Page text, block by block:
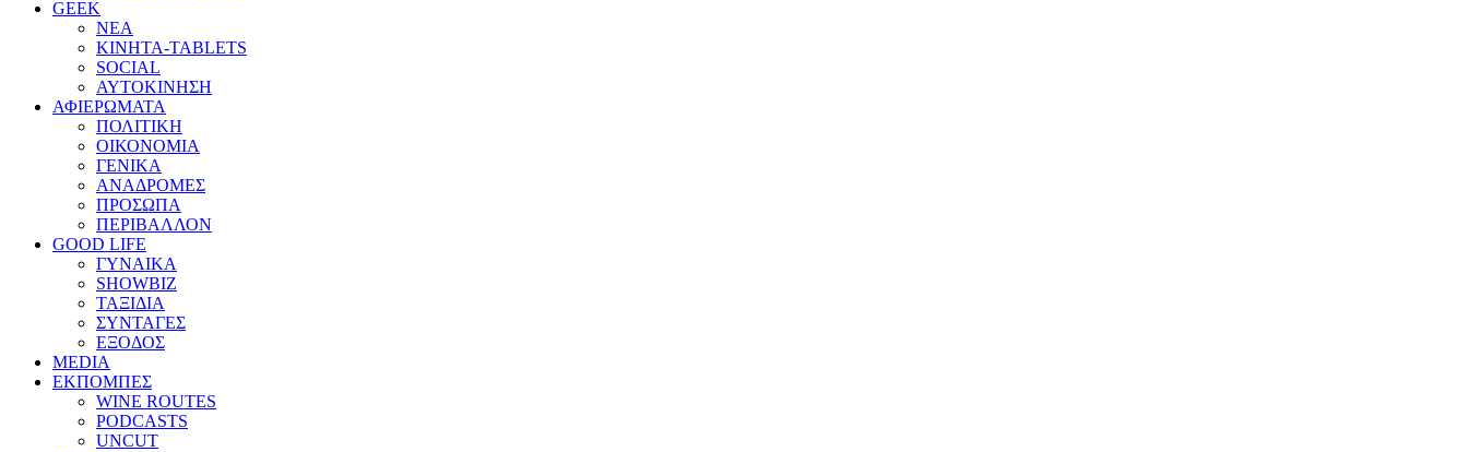
GEEK
ΝΕΑ
ΚΙΝΗΤΑ-TABLETS
SOCIAL
ΑΥΤΟΚΙΝΗΣΗ
ΑΦΙΕΡΩΜΑΤΑ
ΠΟΛΙΤΙΚΗ
ΟΙΚΟΝΟΜΙΑ
ΓΕΝΙΚΑ
ΑΝΑΔΡΟΜΕΣ
ΠΡΟΣΩΠΑ
ΠΕΡΙΒΑΛΛΟΝ
GOOD LIFE
ΓΥΝΑΙΚΑ
SHOWBIZ
ΤΑΞΙΔΙΑ
ΣΥΝΤΑΓΕΣ
ΕΞΟΔΟΣ
MEDIA
ΕΚΠΟΜΠΕΣ
WINE ROUTES
PODCASTS
UNCUT